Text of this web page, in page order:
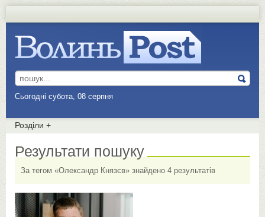
Сьогодні субота, 08 серпня
Розділи +
Результати пошуку
За тегом «Олександр Князєв» знайдено 4 результатів